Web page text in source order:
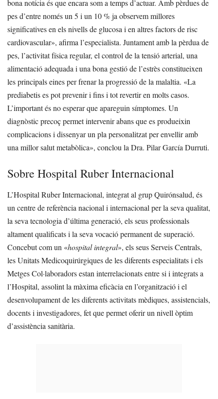
bona notícia és que encara som a temps d’actuar. Amb pèrdues de
pes d’entre només un 5 i un 10 % ja observem millores
significatives en els nivells de glucosa i en altres factors de risc
cardiovascular», afirma l’especialista. Juntament amb la pèrdua de
pes, l’activitat física regular, el control de la tensió arterial, una
alimentació adequada i una bona gestió de l’estrès constitueixen
les principals eines per frenar la progressió de la malaltia. «La
prediabetis es pot prevenir i fins i tot revertir en molts casos.
L’important és no esperar que apareguin símptomes. Un
diagnòstic precoç permet intervenir abans que es produeixin
complicacions i dissenyar un pla personalitzat per envellir amb
una millor salut metabòlica», conclou la Dra. Pilar García Durruti.
Sobre Hospital Ruber Internacional
L’Hospital Ruber Internacional, integrat al grup Quirónsalud, és
un centre de referència nacional i internacional per la seva qualitat,
la seva tecnologia d’última generació, els seus professionals
altament qualificats i la seva vocació permanent de superació.
Concebut com un «hospital integral», els seus Serveis Centrals,
les Unitats Medicoquirúrgiques de les diferents especialitats i els
Metges Col·laboradors estan interrelacionats entre si i integrats a
l’Hospital, assolint la màxima eficàcia en l’organització i el
desenvolupament de les diferents activitats mèdiques, assistencials,
docents i investigadores, fet que permet oferir un nivell òptim
d’assistència sanitària.